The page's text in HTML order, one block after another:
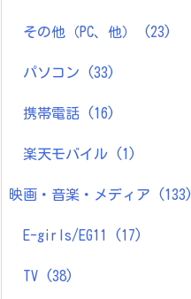
その他（PC、他） (23)
パソコン (33)
携帯電話 (16)
楽天モバイル (1)
映画・音楽・メディア (133)
E-girls/EG11 (17)
TV (38)